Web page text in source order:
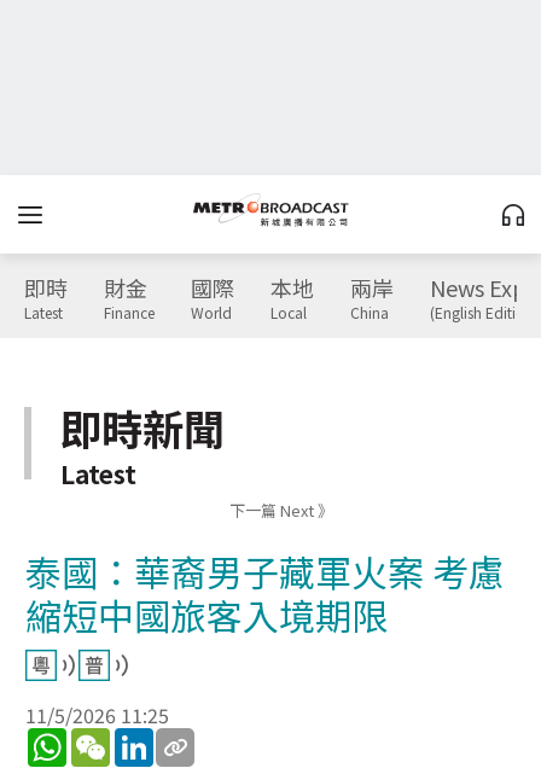
即時
Latest
財金
Finance
國際
World
本地
Local
兩岸
China
News
(English Edition)
即時新聞
Latest
下一篇 Next 》
泰國：華裔男子藏軍火案 考慮
縮短中國旅客入境期限
11/5/2026 11:25
WhatsApp
WeChatLinkedIn